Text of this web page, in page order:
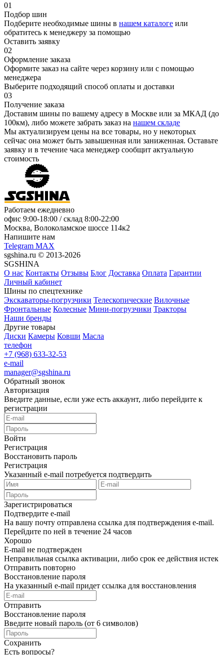
01
Подбор шин
Подберите необходимые шины в нашем каталоге или
обратитесь к менеджеру за помощью
Оставить заявку
02
Оформление заказа
Оформите заказ на сайте через корзину или с помощью
менеджера
Выберите подходящий способ оплаты и доставки
03
Получение заказа
Доставим шины по вашему адресу в Москве или за МКАД (до
100км), либо можете забрать заказ на нашем складе
Мы актуализируем цены на все товары, но у некоторых
сейчас она может быть завышенная или заниженная. Оставьте
заявку и в течение часа менеджер сообщит актуальную
стоимость
Работаем ежедневно
офис 9:00-18:00 / склад 8:00-22:00
Москва, Волоколамское шоссе 114к2
Напишите нам
Telegram MAX
sgshina.ru © 2013-2026
SGSHINA
О нас Контакты Отзывы Блог Доставка Оплата Гарантии
Личный кабинет
Шины по спецтехнике
Экскаваторы-погрузчики Телескопические Вилочные
Фронтальные Колесные Мини-погрузчики Тракторы
Наши бренды
Другие товары
Диски Камеры Ковши Масла
телефон
+7 (968) 633-32-53
e-mail
manager@sgshina.ru
Обратный звонок
Авторизация
Введите данные, если уже есть аккаунт, либо перейдите к
регистрации
Войти
Регистрация
Восстановить пароль
Регистрация
Указанный e-mail потребуется подтвердить
Зарегистрироваться
Подтвердите e-mail
На вашу почту отправлена ссылка для подтверждения e-mail.
Перейдите по ней в течение 24 часов
Хорошо
E-mail не подтвержден
Неправильная ссылка активации, либо срок ее действия истек
Отправить повторно
Восстановление пароля
На указанный e-mail придет ссылка для восстановления
Отправить
Восстановление пароля
Введите новый пароль (от 6 символов)
Сохранить
Есть вопросы?